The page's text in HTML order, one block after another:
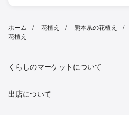
ホーム 花植え 熊本県の花植え
花植え
くらしのマーケットについて
出店について